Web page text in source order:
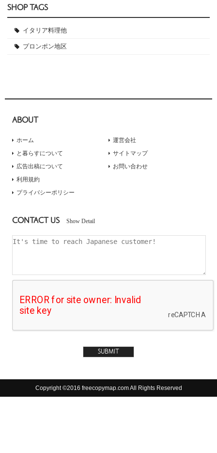
SHOP TAGS
イタリア料理他
プロンポン地区
ABOUT
ホーム
と暮らすについて
広告出稿について
運営会社
サイトマップ
お問い合わせ
利用規約
プライバシーポリシー
CONTACT US Show Detail
Copyright ©2016 freecopymap.com All Rights Reserved